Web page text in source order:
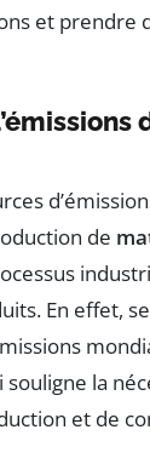
et prendre
de
En effet,
souligne la
et de